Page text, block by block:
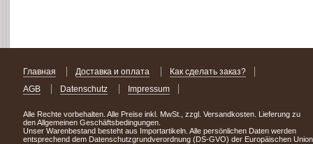
Главная Доставка и оплата
Как сделать заказ?
AGB
Datenschutz Impressum
Alle Rechte vorbehalten. Alle Preise inkl. MwSt., zzgl. Versandkosten. Lieferung zu
den Allgemeinen Geschäftsbedingungen.
Unser Warenbestand besteht aus Importartikeln. Alle persönlichen Daten werden
entsprechend dem Datenschutzgrundverordnung (DS-GVO) der Europäischen Union